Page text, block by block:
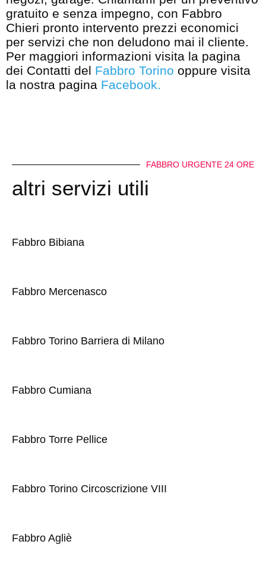
gratuito e senza impegno, con Fabbro
Chieri pronto intervento prezzi economici
per servizi che non deludono mai il cliente.
Per maggiori informazioni visita la pagina
dei Contatti del Fabbro Torino oppure visita
la nostra pagina Facebook.
FABBRO URGENTE 24 ORE
altri servizi utili
Fabbro Bibiana
Fabbro Mercenasco
Fabbro Torino Barriera di Milano
Fabbro Cumiana
Fabbro Torre Pellice
Fabbro Torino Circoscrizione VIII
Fabbro Agliè